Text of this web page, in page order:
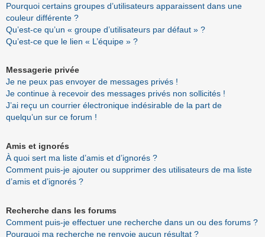
Pourquoi certains groupes d’utilisateurs apparaissent dans une
couleur différente ?
Qu’est-ce qu’un « groupe d’utilisateurs par défaut » ?
Qu’est-ce que le lien « L’équipe » ?
Messagerie privée
Je ne peux pas envoyer de messages privés !
Je continue à recevoir des messages privés non sollicités !
J’ai reçu un courrier électronique indésirable de la part de
quelqu’un sur ce forum !
Amis et ignorés
À quoi sert ma liste d’amis et d’ignorés ?
Comment puis-je ajouter ou supprimer des utilisateurs de ma liste
d’amis et d’ignorés ?
Recherche dans les forums
Comment puis-je effectuer une recherche dans un ou des forums ?
Pourquoi ma recherche ne renvoie aucun résultat ?